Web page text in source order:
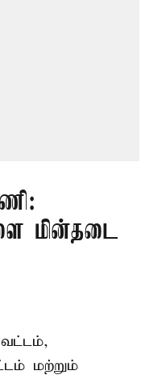
மின்தடை
வட்டம்,
மற்றும்